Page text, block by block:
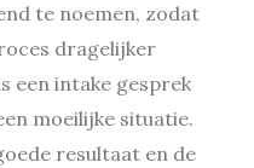
te noemen, zodat
dragelijker
een intake gesprek
moeilijke situatie.
resultaat en de